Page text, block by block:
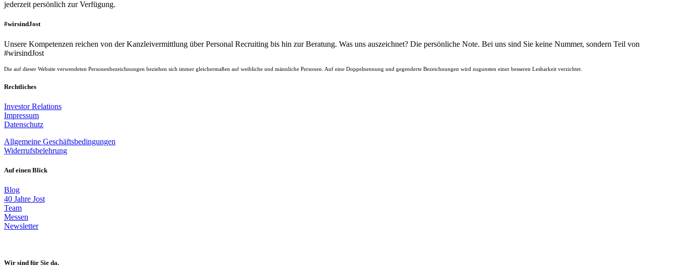
jederzeit persönlich zur Verfügung.
#wirsindJost
Unsere Kompetenzen reichen von der Kanzleivermittlung über Personal Recruiting bis hin zur Beratung. Was uns auszeichnet? Die persönliche Note. Bei uns sind Sie keine Nummer, sondern Teil von
#wirsindJost
Die auf dieser Website verwendeten Personenbezeichnungen beziehen sich immer gleichermaßen auf weibliche und männliche Personen. Auf eine Doppelnennung und gegenderte Bezeichnungen wird zugunsten einer besseren Lesbarkeit verzichtet.
Rechtliches
Investor Relations
Impressum
Datenschutz
Allgemeine Geschäftsbedingungen
Widerrufsbelehrung
Auf einen Blick
Blog
40 Jahre Jost
Team
Messen
Newsletter
Wir sind für Sie da.